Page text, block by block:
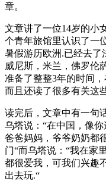
章。
文章讲了一位14岁的小
个青年旅馆里认识了一
暑假游历欧洲.已经去了
威尼斯，米兰，佛罗伦
准备了整整3年的时间
而且还读了很多有关这
读完后，文章中有一句
乌塔说：“在中国，像
爸爸妈妈，爷爷奶奶都
门“而乌塔说：“我在家
都很爱我，可我们兴趣
出去玩.“